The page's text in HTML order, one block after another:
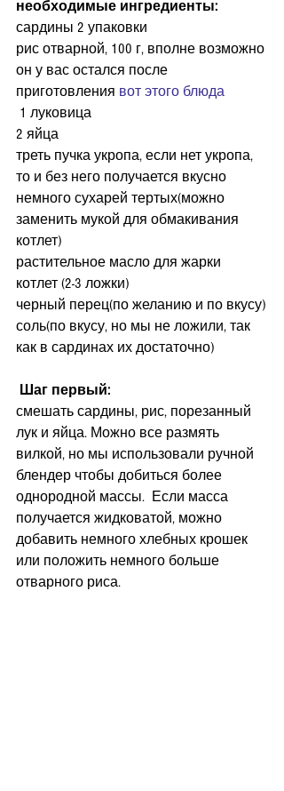
необходимые ингредиенты:
сардины 2 упаковки
рис отварной, 100 г, вполне возможно
он у вас остался после
приготовления вот этого блюда
1 луковица
2 яйца
треть пучка укропа, если нет укропа,
то и без него получается вкусно
немного сухарей тертых(можно
заменить мукой для обмакивания
котлет)
растительное масло для жарки
котлет (2-3 ложки)
черный перец(по желанию и по вкусу)
соль(по вкусу, но мы не ложили, так
как в сардинах их достаточно)
Шаг первый:
смешать сардины, рис, порезанный
лук и яйца. Можно все размять
вилкой, но мы использовали ручной
блендер чтобы добиться более
однородной массы.  Если масса
получается жидковатой, можно
добавить немного хлебных крошек
или положить немного больше
отварного риса.